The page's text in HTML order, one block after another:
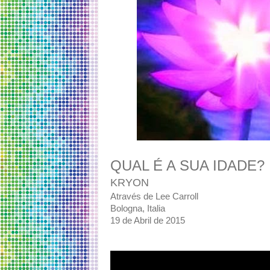
QUAL É A SUA IDADE?
KRYON
Através de Lee Carroll
Bologna, Italia
19 de Abril de 2015